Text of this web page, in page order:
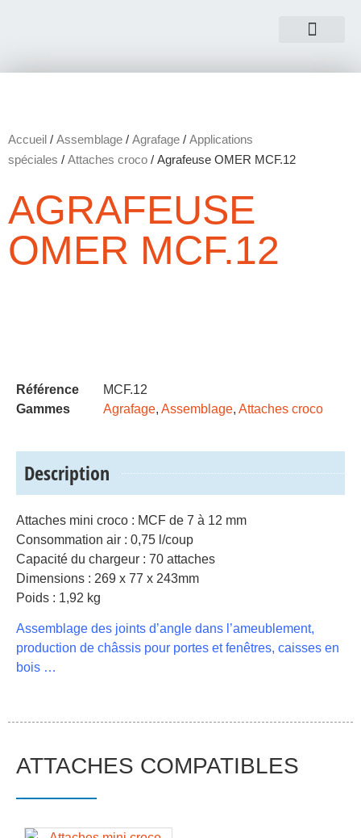
Accueil / Assemblage / Agrafage / Applications
spéciales / Attaches croco / Agrafeuse OMER MCF.12
AGRAFEUSE
OMER MCF.12
Référence
MCF.12
Gammes
Agrafage, Assemblage, Attaches croco
Description
Attaches mini croco : MCF de 7 à 12 mm
Consommation air : 0,75 l/coup
Capacité du chargeur : 70 attaches
Dimensions : 269 x 77 x 243mm
Poids : 1,92 kg
Assemblage des joints d’angle dans l’ameublement,
production de châssis pour portes et fenêtres, caisses en
bois …
ATTACHES COMPATIBLES